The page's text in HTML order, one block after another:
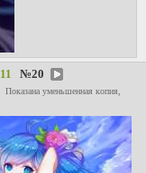
№20
Показана уменьшенная копия,